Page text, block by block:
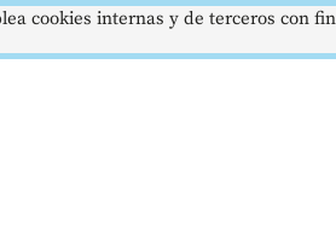
cookies internas y de terceros con